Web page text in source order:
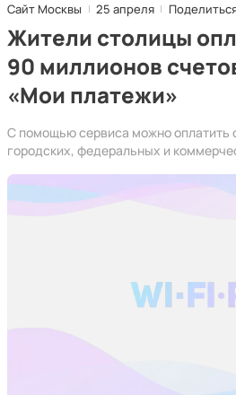
Сайт Москвы 25 апреля
Жители столицы
90 миллионов
«Мои платежи»
С помощью сервиса можно оплатить
городских, федеральных и